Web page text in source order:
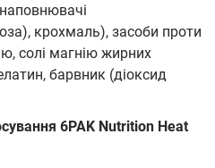
крохмаль), засоби проти
солі магнію жирних
барвник (діоксид
6PAK Nutrition Heat